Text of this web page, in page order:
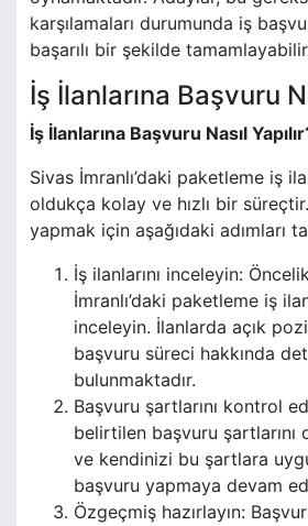
karşılamaları durumunda iş
başarılı bir şekilde
İş İlanlarına Başvuru
İş İlanlarına Başvuru Nasıl
Sivas İmranlı’daki paketleme iş
oldukça kolay ve hızlı bir
yapmak için aşağıdaki adımları
İş ilanlarını inceleyin:
İmranlı’daki paketleme iş
inceleyin. İlanlarda açık
başvuru süreci hakkında
bulunmaktadır.
Başvuru şartlarını kontrol
belirtilen başvuru
ve kendinizi bu şartlara
başvuru yapmaya devam
Özgeçmiş hazırlayın: